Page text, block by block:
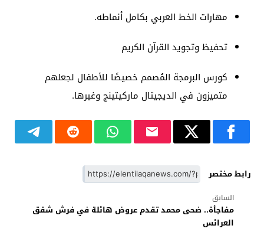
مهارات الخط العربي بكامل أنماطه.
تحفيظ وتجويد القرآن الكريم
كورس البرمجة المُصمم خصيصًا للأطفال لجعلهم
متميزون في الديجيتال ماركيتينج وغيرها.
رابط مختصر
السابق
مفاجأة.. ضحى محمد تقدم عروض هائلة في فرش شقق
العرائس